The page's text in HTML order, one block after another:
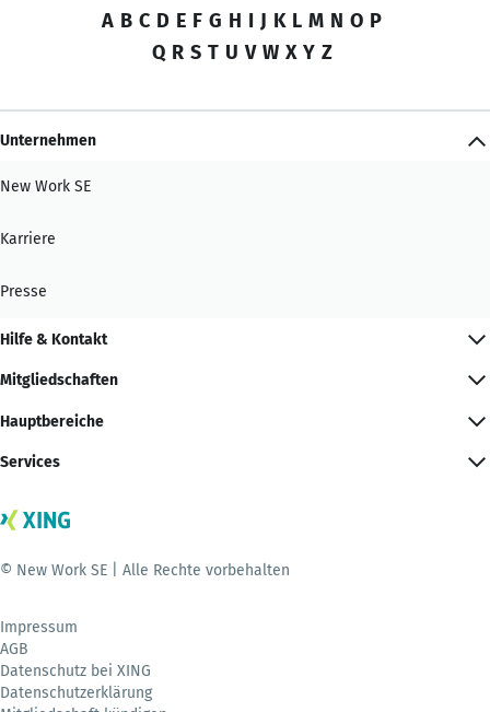
A B C D E F G H I J K L M N O P
Q R S T U V W X Y Z
Unternehmen
New Work SE
Karriere
Presse
Hilfe & Kontakt
Mitgliedschaften
Hauptbereiche
Services
© New Work SE | Alle Rechte vorbehalten
Impressum
AGB
Datenschutz bei XING
Datenschutzerklärung